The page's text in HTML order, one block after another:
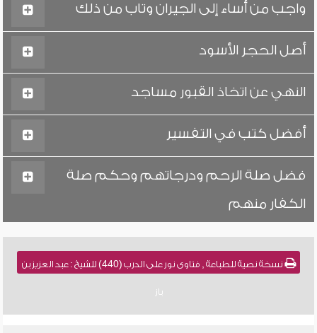
واجب من أساء إلى الجيران وتاب من ذلك
أصل الحجر الأسود
النهي عن اتخاذ القبور مساجد
أفضل كتب في التفسير
فضل صلة الرحم ودرجاتهم وحكم صلة
الكفار منهم
نسخة نصية للطباعة , فتاوى نور على الدرب (440) للشيخ : عبد العزيز بن
باز